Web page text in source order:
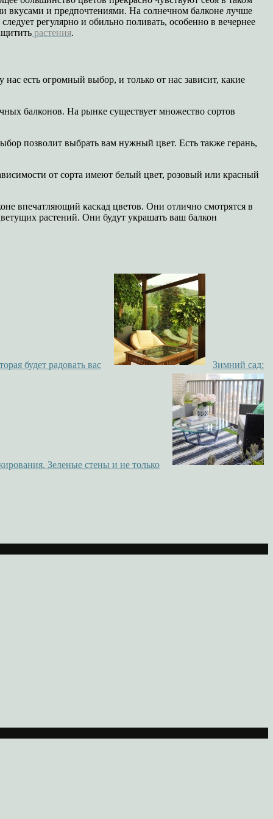
вкусами и предпочтениями. На солнечном балконе лучше
регулярно и обильно поливать, особенно в вечернее
растения.
есть огромный выбор, и только от нас зависит, какие
балконов. На рынке существует множество сортов
позволит выбрать вам нужный цвет. Есть также герань,
от сорта имеют белый цвет, розовый или красный
впечатляющий каскад цветов. Они отлично смотрятся в
растений. Они будут украшать ваш балкон
будет радовать вас Зимний сад:
Зеленые стены и не только